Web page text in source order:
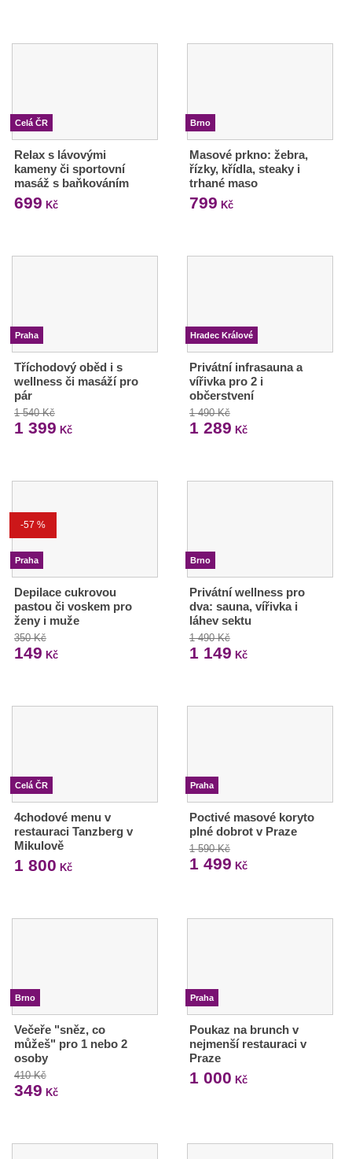
Celá ČR
Relax s lávovými
kameny či sportovní
masáž s baňkováním
699 Kč
Brno
Masové prkno: žebra,
řízky, křídla, steaky i
trhané maso
799 Kč
Praha
Tříchodový oběd i s
wellness či masáží pro
pár
1 540 Kč
1 399 Kč
Hradec Králové
Privátní infrasauna a
vířivka pro 2 i
občerstvení
1 490 Kč
1 289 Kč
-57 %
Praha
Depilace cukrovou
pastou či voskem pro
ženy i muže
350 Kč
149 Kč
Brno
Privátní wellness pro
dva: sauna, vířivka i
láhev sektu
1 490 Kč
1 149 Kč
Celá ČR
4chodové menu v
restauraci Tanzberg v
Mikulově
1 800 Kč
Praha
Poctivé masové koryto
plné dobrot v Praze
1 590 Kč
1 499 Kč
Brno
Večeře "sněz, co
můžeš" pro 1 nebo 2
osoby
410 Kč
349 Kč
Praha
Poukaz na brunch v
nejmenší restauraci v
Praze
1 000 Kč